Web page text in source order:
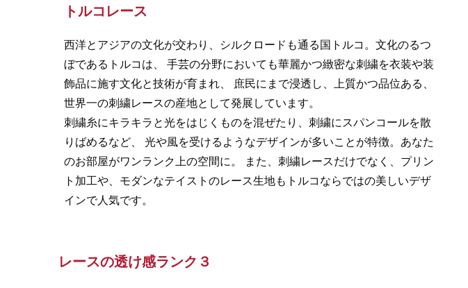
トルコレース
西洋とアジアの文化が交わり、シルクロードも通る国トルコ。文化のるつ
ぼであるトルコは、 手芸の分野においても華麗かつ緻密な刺繍を衣装や装
飾品に施す文化と技術が育まれ、 庶民にまで浸透し、上質かつ品位ある、
世界一の刺繍レースの産地として発展しています。
刺繍糸にキラキラと光をはじくものを混ぜたり、刺繍にスパンコールを散
りばめるなど、 光や風を受けるようなデザインが多いことが特徴。あなた
のお部屋がワンランク上の空間に。 また、刺繍レースだけでなく、プリン
ト加工や、モダンなテイストのレース生地もトルコならではの美しいデザ
インで人気です。
レースの透け感ランク３